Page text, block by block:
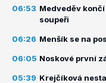
06:53 Medveděv
soupeři
06:26 Menšík se na
06:05 Noskové první
05:39 Krejčíková